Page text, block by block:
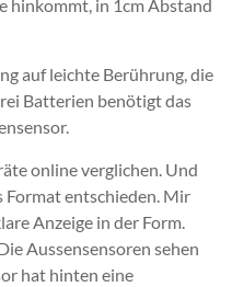
hinkommt, in 1cm Abstand
auf leichte Berührung, die
Batterien benötigt das
online verglichen. Und
Format entschieden. Mir
Anzeige in der Form.
Aussensensoren sehen
hat hinten eine